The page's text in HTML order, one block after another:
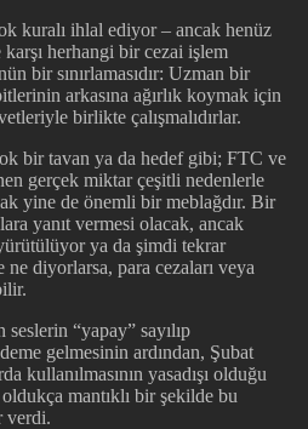
kuralı ihlal ediyor – ancak henüz
herhangi bir cezai işlem
bir sınırlamasıdır: Uzman bir
arkasına ağırlık koymak için
birlikte çalışmalıdırlar.
bir tavan ya da hedef gibi; FTC ve
gerçek miktar çeşitli nedenlerle
yine de önemli bir meblağdır. Bir
yanıt vermesi olacak, ancak
ya da şimdi tekrar
diyorlarsa, para cezaları veya
“yapay” sayılıp
gelmesinin ardından, Şubat
kullanılmasının yasadışı olduğu
mantıklı bir şekilde bu
verdi.